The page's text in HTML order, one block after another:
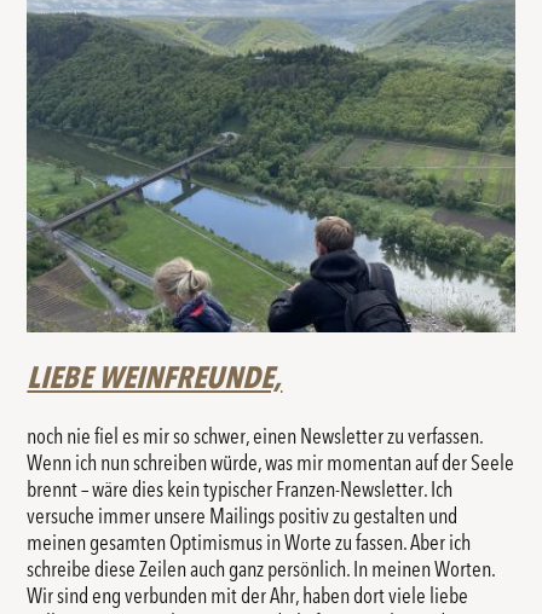
LIEBE WEINFREUNDE,
noch nie fiel es mir so schwer, einen Newsletter zu verfassen.
Wenn ich nun schreiben würde, was mir momentan auf der Seele
brennt – wäre dies kein typischer Franzen-Newsletter. Ich
versuche immer unsere Mailings positiv zu gestalten und
meinen gesamten Optimismus in Worte zu fassen. Aber ich
schreibe diese Zeilen auch ganz persönlich. In meinen Worten.
Wir sind eng verbunden mit der Ahr, haben dort viele liebe